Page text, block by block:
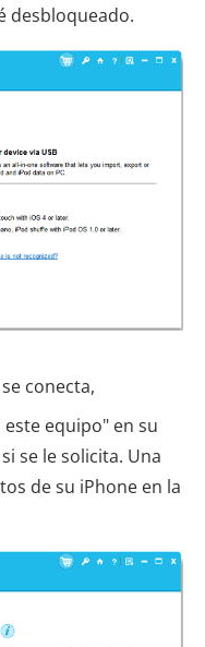
desbloqueado.
conecta,
equipo" en su
se le solicita. Una
de su iPhone en la